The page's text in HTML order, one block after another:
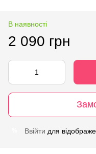
В наявності
2 090 грн
Ввійти для